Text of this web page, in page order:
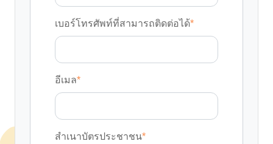
เบอร์โทรศัพท์ที่สามารถติดต่อได้*
อีเมล*
สำเนาบัตรประชาชน*